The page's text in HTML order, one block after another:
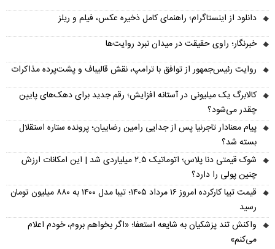
دانلود از اینستاگرام؛ راهنمای کامل ذخیره عکس، فیلم و ریلز
خبرنگار؛ راوی حقیقت در میدان نبرد روایت‌ها
روایت رئیس‌جمهور از توافق با ترامپ، نقش قالیباف و پشت‌پرده مذاکرات
کالابرگ یک میلیونی در آستانه افزایش؛ رقم جدید برای دهک‌های پایین
چقدر می‌شود؟
پیام معنادار تاجرنیا پس از جدایی رامین رضاییان؛ پرونده ستاره استقلال
بسته شد؟
شوک قیمتی دنا پلاس؛ اتوماتیک ۲.۵ میلیاردی شد | این امکانات ارزش
چنین پولی را دارد؟
قیمت تیبا کارکرده امروز ۱۶ مرداد ۱۴۰۵؛ تیبا مدل ۱۴۰۰ به ۸۸۰ میلیون تومان
رسید
واکنش تند پزشکیان به شایعه استعفا؛ «اگر بخواهم بروم، خودم اعلام
می‌کنم»